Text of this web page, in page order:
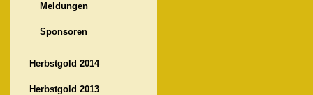
Meldungen
Sponsoren
Herbstgold 2014
Herbstgold 2013